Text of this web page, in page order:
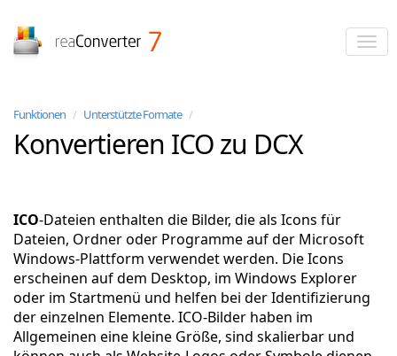
Funktionen / Unterstützte Formate /
Konvertieren ICO zu DCX
ICO-Dateien enthalten die Bilder, die als Icons für
Dateien, Ordner oder Programme auf der Microsoft
Windows-Plattform verwendet werden. Die Icons
erscheinen auf dem Desktop, im Windows Explorer
oder im Startmenü und helfen bei der Identifizierung
der einzelnen Elemente. ICO-Bilder haben im
Allgemeinen eine kleine Größe, sind skalierbar und